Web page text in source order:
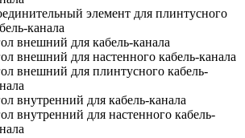
элемент для плинтусного
канала
внешний для кабель-канала
внешний для настенного кабель-канала
внешний для плинтусного кабель-
внутренний для кабель-канала
внутренний для настенного кабель-